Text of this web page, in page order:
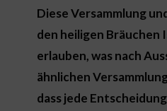
Diese Versammlung
den heiligen Bräuchen
erlauben, was nach
ähnlichen
dass jede